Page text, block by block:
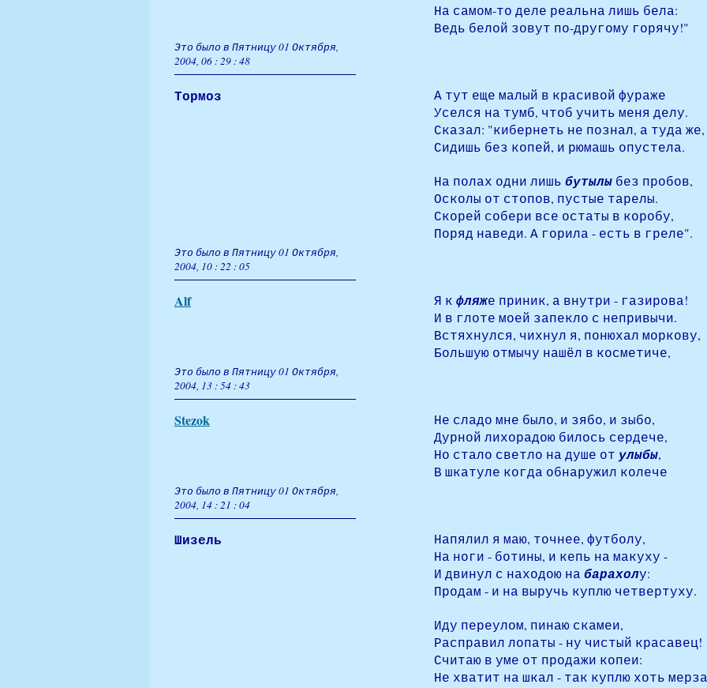
На самом-то деле реальна лишь бела:
Ведь белой зовут по-другому горячу!"
Это было в Пятницу 01 Октября,
2004, 06 : 29 : 48
Тормоз
А тут еще малый в красивой фураже
Уселся на тумб, чтоб учить меня делу.
Сказал: "кибернеть не познал, а туда же,
Сидишь без копей, и рюмашь опустела.
На полах одни лишь бутылы без пробов,
Осколы от стопов, пустые тарелы.
Скорей собери все остаты в коробу,
Поряд наведи. А горила - есть в греле".
Это было в Пятницу 01 Октября,
2004, 10 : 22 : 05
Alf Я к фляже приник, а внутри - газирова!
И в глоте моей запекло с непривычи.
Встяхнулся, чихнул я, понюхал моркову,
Большую отмычу нашёл в косметиче,
Это было в Пятницу 01 Октября,
2004, 13 : 54 : 43
Stezok
Не сладо мне было, и зябо, и зыбо,
Дурной лихорадою билось сердече,
Но стало светло на душе от улыбы,
В шкатуле когда обнаружил колече
Это было в Пятницу 01 Октября,
2004, 14 : 21 : 04
Шизель
Напялил я маю, точнее, футболу,
На ноги - ботины, и кепь на макуху -
И двинул с находою на барахолу:
Продам - и на выручь куплю четвертуху.
Иду переулом, пинаю скамеи,
Расправил лопаты - ну чистый красавец!
Считаю в уме от продажи копеи:
Не хватит на шкал - так куплю хоть